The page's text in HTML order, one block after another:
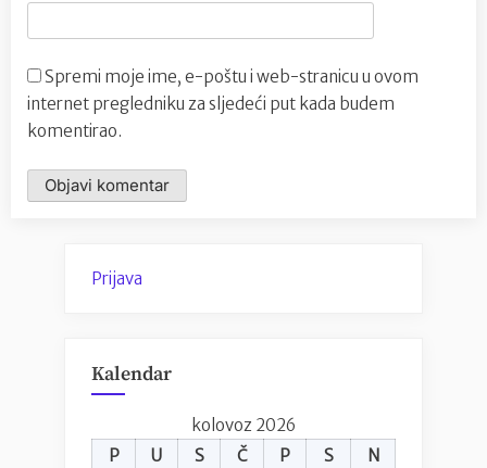
Spremi moje ime, e-poštu i web-stranicu u ovom
internet pregledniku za sljedeći put kada budem
komentirao.
Prijava
Kalendar
kolovoz 2026
P
U S Č P S
N